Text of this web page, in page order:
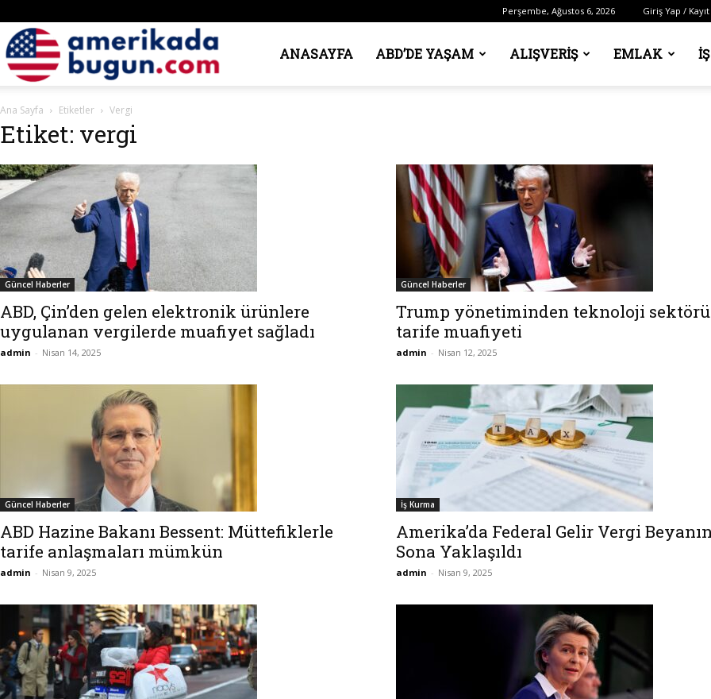
Perşembe, Ağustos 6, 2026 Giriş Yap /
Amerika’daANASAYFA ABD’DE YAŞAM ALIŞVERIŞ EMLAK
Ana Sayfa Etiketler Vergi
Etiket: vergi
Güncel Haberler
ABD, Çin’den gelen elektronik ürünlere
uygulanan vergilerde muafiyet sağladı
admin - Nisan 14, 2025
Güncel Haberler
Trump yönetiminden teknoloji
tarife muafiyeti
admin - Nisan 12, 2025
Güncel Haberler
ABD Hazine Bakanı Bessent: Müttefiklerle
tarife anlaşmaları mümkün
admin - Nisan 9, 2025
İş Kurma
Amerika’da Federal Gelir Vergi
Sona Yaklaşıldı
admin - Nisan 9, 2025